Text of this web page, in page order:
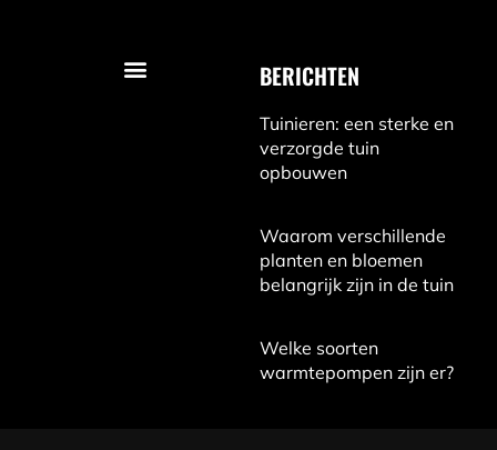
BERICHTEN
Tuinieren: een sterke en
verzorgde tuin
opbouwen
Waarom verschillende
planten en bloemen
belangrijk zijn in de tuin
Welke soorten
warmtepompen zijn er?